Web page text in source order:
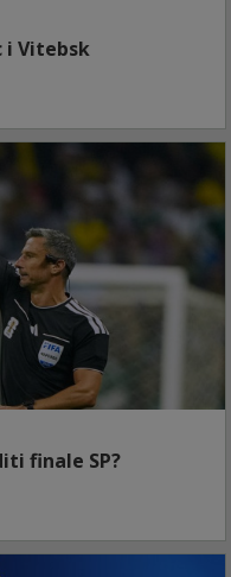
i Vitebsk
finale SP?